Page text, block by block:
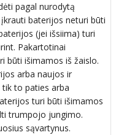
pagal nurodytą
baterijos neturi būti
(jei išsiima) turi
Pakartotinai
būti išimamos iš žaislo.
arba naujos ir
to paties arba
turi būti išimamos
trumpojo jungimo.
sąvartynus.